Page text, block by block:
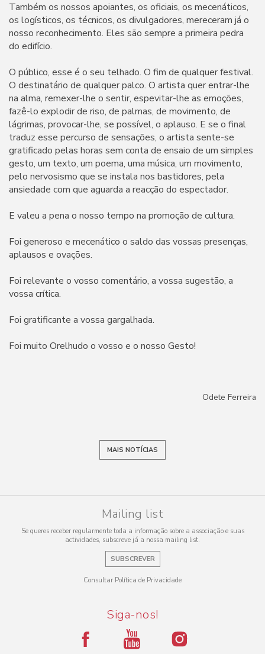
Também os nossos apoiantes, os oficiais, os mecenáticos,
os logísticos, os técnicos, os divulgadores, mereceram já o
nosso reconhecimento. Eles são sempre a primeira pedra
do edifício.
O público, esse é o seu telhado. O fim de qualquer festival.
O destinatário de qualquer palco. O artista quer entrar-lhe
na alma, remexer-lhe o sentir, espevitar-lhe as emoções,
fazê-lo explodir de riso, de palmas, de movimento, de
lágrimas, provocar-lhe, se possível, o aplauso. E se o final
traduz esse percurso de sensações, o artista sente-se
gratificado pelas horas sem conta de ensaio de um simples
gesto, um texto, um poema, uma música, um movimento,
pelo nervosismo que se instala nos bastidores, pela
ansiedade com que aguarda a reacção do espectador.
E valeu a pena o nosso tempo na promoção de cultura.
Foi generoso e mecenático o saldo das vossas presenças,
aplausos e ovações.
Foi relevante o vosso comentário, a vossa sugestão, a
vossa crítica.
Foi gratificante a vossa gargalhada.
Foi muito Orelhudo o vosso e o nosso Gesto!
Odete Ferreira
MAIS NOTÍCIAS
Mailing list
Se queres receber regularmente toda a informação sobre a associação e suas
actividades, subscreve já a nossa mailing list.
SUBSCREVER
Consultar Política de Privacidade
Siga-nos!